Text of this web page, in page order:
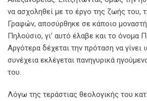
να ασχοληθεί με το έργο της ζωής του,
Γραφών, αποσύρθηκε σε κάποιο
Πηλούσιο, γι’ αυτό έλαβε και το όνομα
Αργότερα δέχεται την πρόταση να γίνει
συνέχεια εκλέγεται πανηγυρικά
του.
Λόγω της τεράστιας θεολογικής του